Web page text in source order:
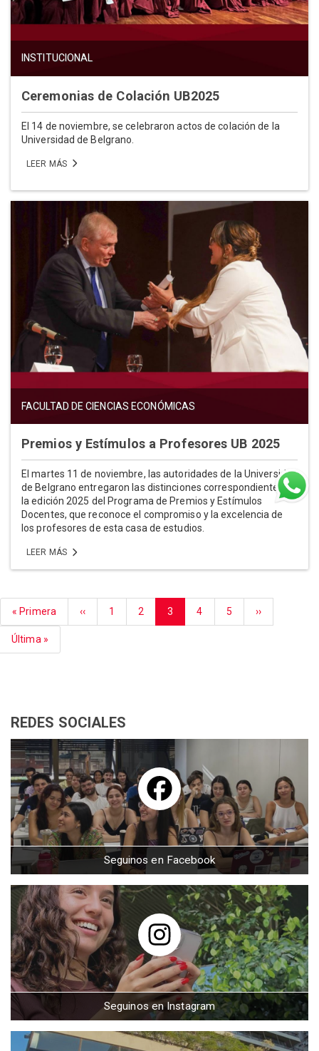
INSTITUCIONAL
Ceremonias de Colación UB2025
El 14 de noviembre, se celebraron actos de colación de la
Universidad de Belgrano.
LEER MÁS
FACULTAD DE CIENCIAS ECONÓMICAS
Premios y Estímulos a Profesores UB 2025
El martes 11 de noviembre, las autoridades de la Universidad
de Belgrano entregaron las distinciones correspondientes a
la edición 2025 del Programa de Premios y Estímulos
Docentes, que reconoce el compromiso y la excelencia de
los profesores de esta casa de estudios.
LEER MÁS
Paginación
Primera
página
« Primera
Página
anterior
‹‹ Página
1 Página
2
Página
actual
3 Página
4 Página
5
Siguiente
página
››
Última
página
Última »
REDES SOCIALES
Seguinos en Facebook
Seguinos en Instagram